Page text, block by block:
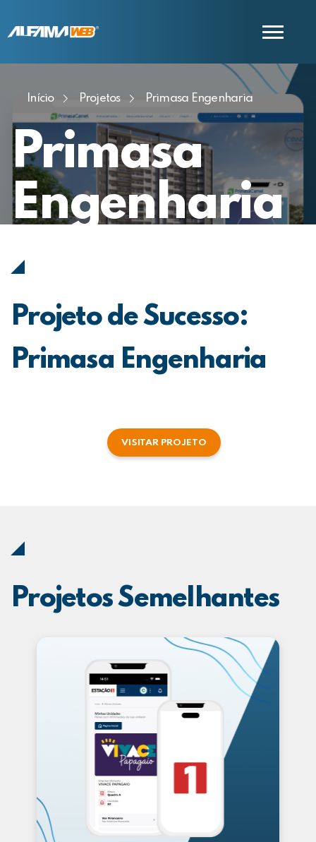
COMERCIAL
SUPORTE
Início Projetos Primasa Engenharia
Primasa
Engenharia
Projeto de Sucesso:
Primasa Engenharia
VISITAR PROJETO
Projetos Semelhantes